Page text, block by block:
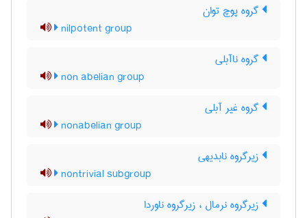
گروه پوچ توان
nilpotent group
گروه ناآبلی
non abelian group
گروه غیر آبلی
nonabelian group
زیرگروه نابدیهی
nontrivial subgroup
زیرگروه نرمال ، زیرگروه ناوردا